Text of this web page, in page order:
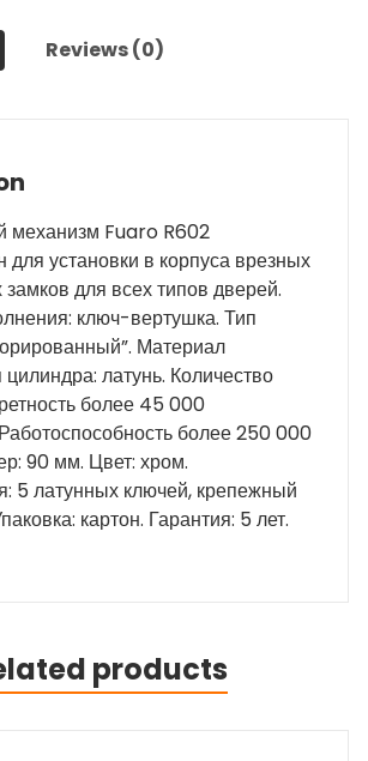
Reviews (0)
механизм Fuaro R602
для установки в корпуса врезных
для всех типов дверей.
ключ-вертушка. Тип
Материал
цилиндра: латунь. Количество
более 45 000
более 250 000
90 мм. Цвет: хром.
5 латунных ключей, крепежный
картон. Гарантия: 5 лет.
products